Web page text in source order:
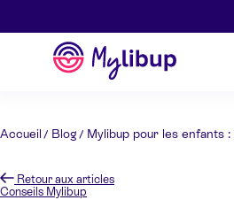
Mylibup
Accueil Blog Mylibup pour les enfants :
Retour aux articles
Conseils Mylibup